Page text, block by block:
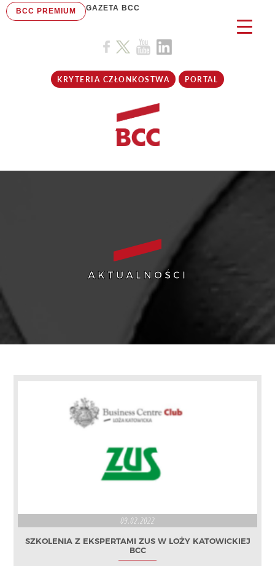
BCC PREMIUM GAZETA BCC
KRYTERIA CZŁONKOSTWA PORTAL
AKTUALNOŚCI
09.02.2022
SZKOLENIA Z EKSPERTAMI ZUS W LOŻY KATOWICKIEJ
BCC